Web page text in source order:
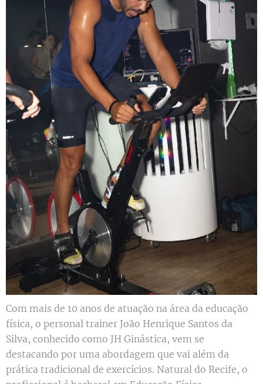
Com mais de 10 anos de atuação na área da educação
física, o personal trainer João Henrique Santos da
Silva, conhecido como JH Ginástica, vem se
destacando por uma abordagem que vai além da
prática tradicional de exercícios. Natural do Recife, o